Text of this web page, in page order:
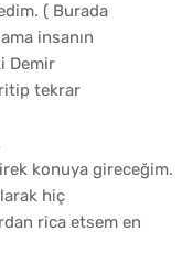
( Burada
insanın
Demir
tekrar
konuya gireceğim.
hiç
rica etsem en